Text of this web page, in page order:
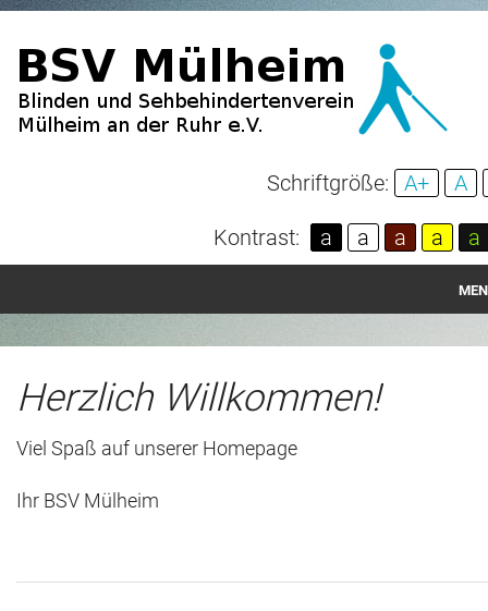
Schriftgröße: A+ A
Kontrast: a a a a a
Aktuelles
Kontakt
Herzlich Willkommen!
Viel Spaß auf unserer Homepage
Ihr BSV Mülheim